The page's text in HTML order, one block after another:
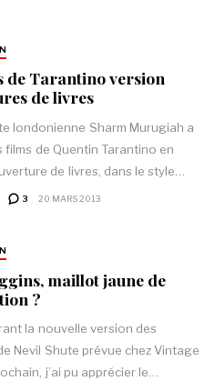
de Tarantino version
de livres
londonienne Sharm Murugiah a
films de Quentin Tarantino en
de livres, dans le style…
3 20 MARS 2013
maillot jaune de
?
la nouvelle version des
Nevil Shute prévue chez Vintage
j’ai pu apprécier le…